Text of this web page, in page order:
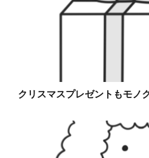
クリスマスプレゼントもモ